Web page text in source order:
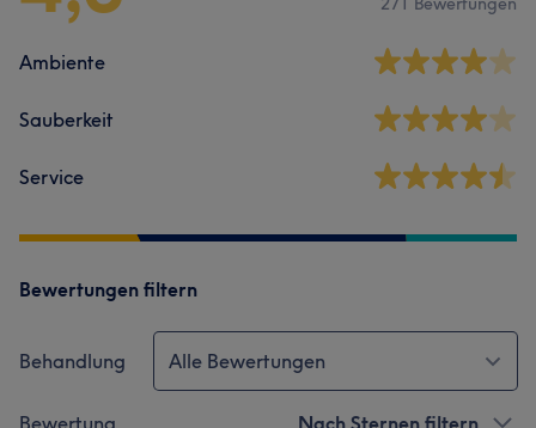
Ambiente
Sauberkeit
Service
Bewertungen filtern
Behandlung Alle Bewertungen
Bewertung Nach Sternen filtern